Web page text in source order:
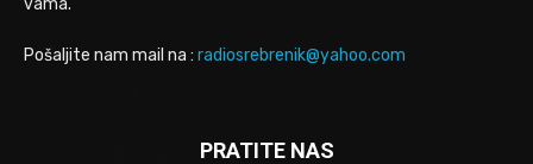
vama.
Pošaljite nam mail na : radiosrebrenik@yahoo.com
PRATITE NAS